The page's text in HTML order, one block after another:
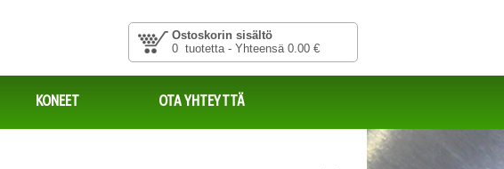
Ostoskorin sisältö
0 tuotetta - Yhteensä 0.00 €
KONEET OTA YHTEYTTÄ